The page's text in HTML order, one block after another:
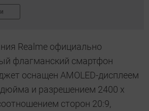
Realme официально
флагманский смартфон
оснащен AMOLED-дисплеем
дюйма и разрешением 2400 х
сторон 20:9,